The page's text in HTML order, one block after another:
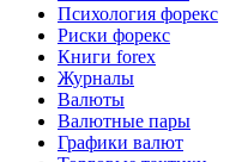
Психология форекс
Риски форекс
Книги forex
Журналы
Валюты
Валютные пары
Графики валют